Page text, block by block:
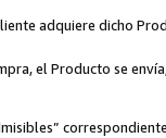
adquiere dicho
el Producto se